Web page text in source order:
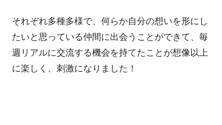
それぞれ多種多様で、何らか自分の想いを形にし
たいと思っている仲間に出会うことができて、毎
週リアルに交流する機会を持てたことが想像以上
に楽しく、刺激になりました！